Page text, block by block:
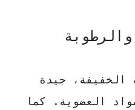
الخفيفة، جيدة
العضوية. كما